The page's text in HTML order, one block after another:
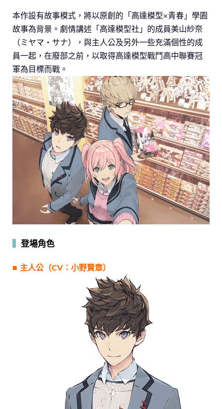
本作設有故事模式，將以原創的「高達模型×青春」學園
故事為背景。劇情講述「高達模型社」的成員美山紗奈
（ミヤマ・サナ），與主人公及另外一些充滿個性的成
員一起，在廢部之前，以取得高達模型戰鬥高中聯賽冠
軍為目標而戰。
登場角色
■ 主人公（CV：小野賢章）